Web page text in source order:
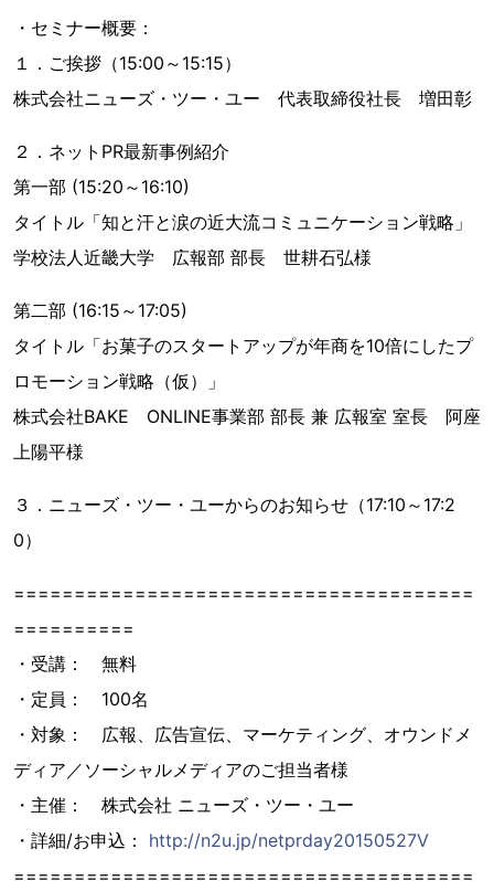
・セミナー概要：
１．ご挨拶（15:00～15:15）
株式会社ニューズ・ツー・ユー 代表取締役社長 増田彰
２．ネットPR最新事例紹介
第一部 (15:20～16:10)
タイトル「知と汗と涙の近大流コミュニケーション戦略」
学校法人近畿大学 広報部 部長 世耕石弘様
第二部 (16:15～17:05)
タイトル「お菓子のスタートアップが年商を10倍にしたプ
ロモーション戦略（仮）」
株式会社BAKE ONLINE事業部 部長 兼 広報室 室長 阿座
上陽平様
３．ニューズ・ツー・ユーからのお知らせ（17:10～17:2
0）
======================================
==========
・受講： 無料
・定員： 100名
・対象： 広報、広告宣伝、マーケティング、オウンドメ
ディア／ソーシャルメディアのご担当者様
・主催： 株式会社 ニューズ・ツー・ユー
・詳細/お申込： ​ http://n2u.jp/netprday20150527V
======================================